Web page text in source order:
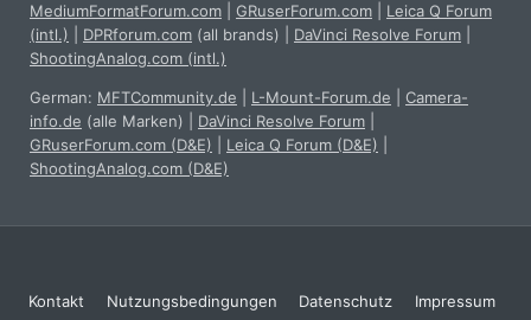
MediumFormatForum.com
GRuserForum.com
Leica Q Forum
(intl.)
DPRforum.com (all brands) DaVinci Resolve Forum
ShootingAnalog.com (intl.)
German: MFTCommunity.de L-Mount-Forum.de
Camera-
info.de (alle Marken) DaVinci Resolve Forum
GRuserForum.com (D&E)
Leica Q Forum (D&E)
ShootingAnalog.com (D&E)
Kontakt Nutzungsbedingungen Datenschutz Impressum